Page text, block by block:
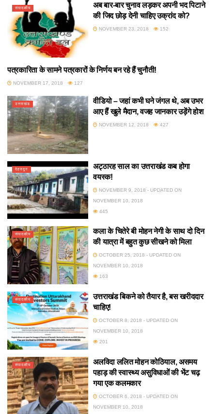
संपादकीय
अब बार-बार चुनाव लड़कर अपनी भद पिटाने
की जिद छोड़ देनी चाहिए उक्रांद को?
NOVEMBER 23, 2018 152
संपादकीय
पत्रकारिता के सामने पत्रकारों के निर्णय बन रहे हैं चुनौती!
NOVEMBER 17, 2018 127
उत्तराखंड
वीडियो – जहां कभी घने जंगल थे, अब उभर
आए हैं खुले मैदान, वजह जानकार उड़ेंगे होश
NOVEMBER 12, 2018 427
देहरादून
अट्ठारह साल का उत्तराखंड कब होगा
वयस्क!
NOVEMBER 9, 2018 - UPDATED ON
NOVEMBER 10, 2018
445
संपादकीय
कला के चितेरे बी मोहन नेगी के साथ दो दिन
की यात्रा में बहुत कुछ सीखने को मिला
OCTOBER 25, 2018 - UPDATED ON
NOVEMBER 10, 2018
163
संपादकीय
उत्तराखंड बिकने को तैयार है, बस खरीददार
चाहिए!
OCTOBER 8, 2018 - UPDATED ON
NOVEMBER 10, 2018
201
संपादकीय
अलविदा ललित मोहन कोठियाल, असमय
पहाड़ की स्वास्थ्य असुविधाओं की भेंट चढ़
गया एक कलमकार
OCTOBER 6, 2018 - UPDATED ON
NOVEMBER 10, 2018